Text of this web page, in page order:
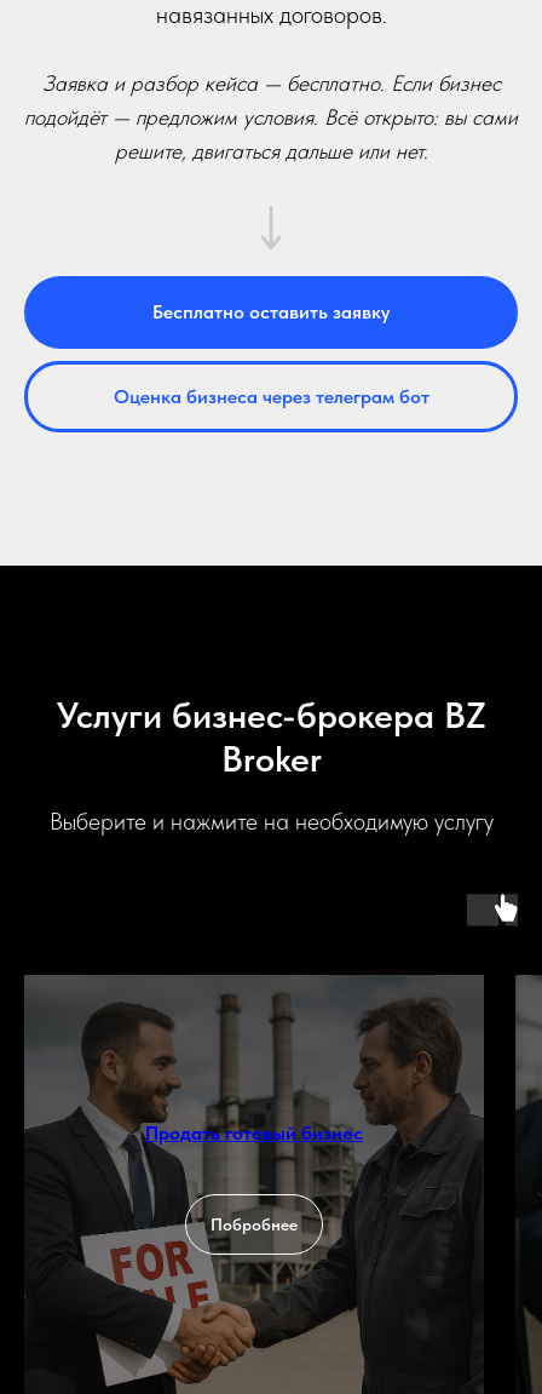
навязанных договоров.
Заявка и разбор кейса — бесплатно. Если бизнес
подойдёт — предложим условия. Всё открыто: вы сами
решите, двигаться дальше или нет.
Бесплатно оставить заявку
Оценка бизнеса через телеграм бот
Услуги бизнес-брокера BZ
Broker
Выберите и нажмите на необходимую услугу
Продать готовый бизнес
Побробнее